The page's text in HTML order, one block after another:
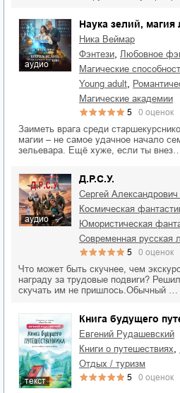
аудио
Наука зелий,
Ника Веймар
фэнтези, любовное
магические
young adult,
магические академии
5 0 оценок
Заиметь врага среди
магии – не самое удачное начало
зельевара. Ещё хуже, если ты
аудио
Д.Р.С.У.
Сергей
космическая
юмористическая
современная русская
5 0 оценок
Что может быть скучнее, чем
награду за трудовые подвиги?
скучать им не пришлось.Обычный …
текст
Книга будущего
Евгений Рудашевский
книги о путешествиях,
отдых / туризм
5 0 оценок